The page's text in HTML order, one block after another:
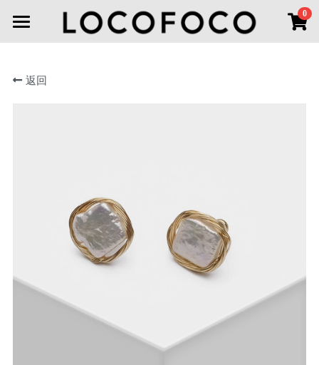
0
首页
首饰分类
胸针
手链
头饰
搜索
微信小程序
返回
×
商品分类